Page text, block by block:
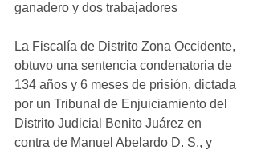
ganadero y dos trabajadores
La Fiscalía de Distrito Zona Occidente,
obtuvo una sentencia condenatoria de
134 años y 6 meses de prisión, dictada
por un Tribunal de Enjuiciamiento del
Distrito Judicial Benito Juárez en
contra de Manuel Abelardo D. S., y